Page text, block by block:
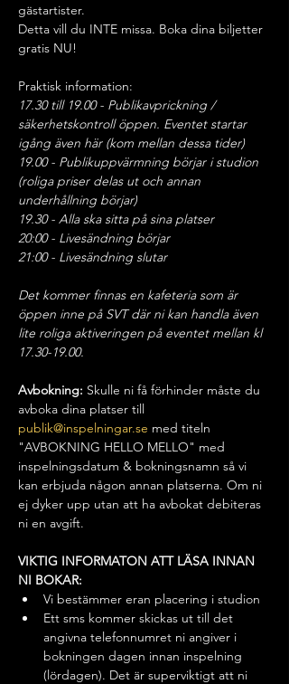
gästartister.
Detta vill du INTE missa. Boka dina biljetter
gratis NU!
Praktisk information:
17.30 till 19.00 - Publikavprickning /
säkerhetskontroll öppen. Eventet startar
igång även här (kom mellan dessa tider)
19.00 - Publikuppvärmning börjar i studion
(roliga priser delas ut och annan
underhållning börjar)
19.30 - Alla ska sitta på sina platser
20:00 - Livesändning börjar
21:00 - Livesändning slutar
Det kommer finnas en kafeteria som är
öppen inne på SVT där ni kan handla även
lite roliga aktiveringen på eventet mellan kl
17.30-19.00.
Avbokning: Skulle ni få förhinder måste du
avboka dina platser till
publik@inspelningar.se med titeln
"AVBOKNING HELLO MELLO" med
inspelningsdatum & bokningsnamn så vi
kan erbjuda någon annan platserna. Om ni
ej dyker upp utan att ha avbokat debiteras
ni en avgift.
VIKTIG INFORMATON ATT LÄSA INNAN
NI BOKAR:
Vi bestämmer eran placering i studion
Ett sms kommer skickas ut till det
angivna telefonnumret ni angiver i
bokningen dagen innan inspelning
(lördagen). Det är superviktigt att ni